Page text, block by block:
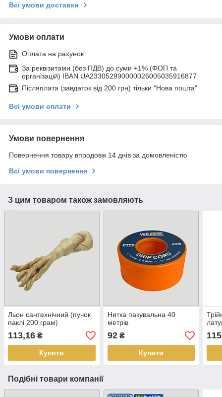
Всі умови доставки
Умови оплати
Оплата на рахунок
За реквізитами (без ПДВ) до суми +1% (ФОП та
організацій) IBAN UA233052990000026005035916877
Післяплата (завдаток від 200 грн) тільки "Нова пошта"
Всі умови оплати
Умови повернення
Повернення товару впродовж 14 днів за домовленістю
Всі умови повернення
З цим товаром також замовляють
Льон сантехнічний (пучок
паклі 200 грам)
113,16 ₴
Купити
Нитка пакувальна 40
метрів
92₴
Купити
Подібні товари компанії